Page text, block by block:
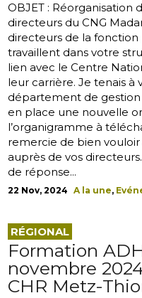
OBJET :
directeurs du CNG
directeurs de la
travaillent dans votre
lien avec le Centre
leur carrière. Je tenais à
département de gestion
en place une nouvelle
l’organigramme à
remercie de bien
auprès de vos
de réponse...
22 Nov, 2024 A la une,
RÉGIONAL
Formation
novembre
CHR Metz-